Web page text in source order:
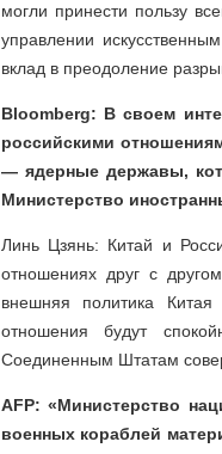
могли принести пользу
управлении
вклад в преодоление
Bloomberg: В своем
российскими
— ядерные державы,
Министерство
Линь Цзянь: Китай и
отношениях друг с
внешняя политика Китая
отношения будут
Соединенным Штатам
AFP: «Министерство
военных кораблей